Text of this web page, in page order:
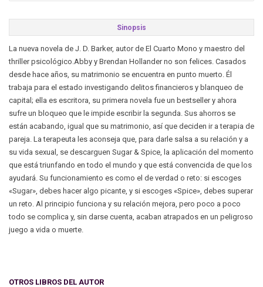
Sinopsis
La nueva novela de J. D. Barker, autor de El Cuarto Mono y maestro del
thriller psicológico.Abby y Brendan Hollander no son felices. Casados
desde hace años, su matrimonio se encuentra en punto muerto. Él
trabaja para el estado investigando delitos financieros y blanqueo de
capital; ella es escritora, su primera novela fue un bestseller y ahora
sufre un bloqueo que le impide escribir la segunda. Sus ahorros se
están acabando, igual que su matrimonio, así que deciden ir a terapia de
pareja. La terapeuta les aconseja que, para darle salsa a su relación y a
su vida sexual, se descarguen Sugar & Spice, la aplicación del momento
que está triunfando en todo el mundo y que está convencida de que los
ayudará. Su funcionamiento es como el de verdad o reto: si escoges
«Sugar», debes hacer algo picante, y si escoges «Spice», debes superar
un reto. Al principio funciona y su relación mejora, pero poco a poco
todo se complica y, sin darse cuenta, acaban atrapados en un peligroso
juego a vida o muerte.
OTROS LIBROS DEL AUTOR